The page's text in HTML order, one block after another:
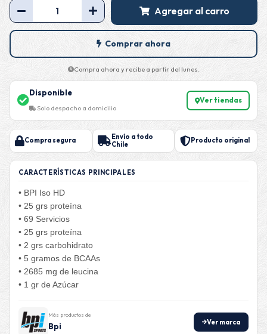
Agregar al carro
Comprar ahora
Compra ahora y recibe a partir del lunes.
Disponible
Solo despacho a domicilio
Ver tiendas
Compra segura
Envío a todo
Chile
Producto original
CARACTERÍSTICAS PRINCIPALES
• BPI Iso HD
• 25 grs proteína
• 69 Servicios
• 25 grs proteína
• 2 grs carbohidrato
• 5 gramos de BCAAs
• 2685 mg de leucina
• 1 gr de Azúcar
Más productos de
Bpi Ver marca